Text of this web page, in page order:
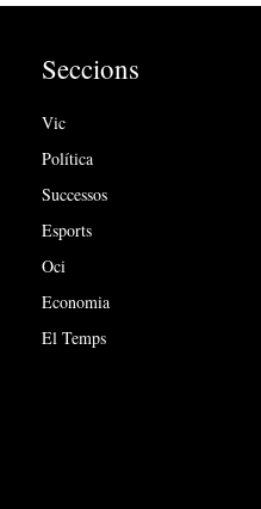
Seccions
Vic
Política
Successos
Esports
Oci
Economia
El Temps